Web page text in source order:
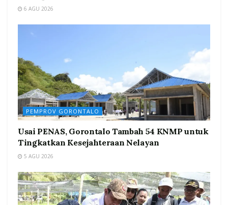
6 AGU 2026
PEMPROV GORONTALO
Usai PENAS, Gorontalo Tambah 54 KNMP untuk
Tingkatkan Kesejahteraan Nelayan
5 AGU 2026